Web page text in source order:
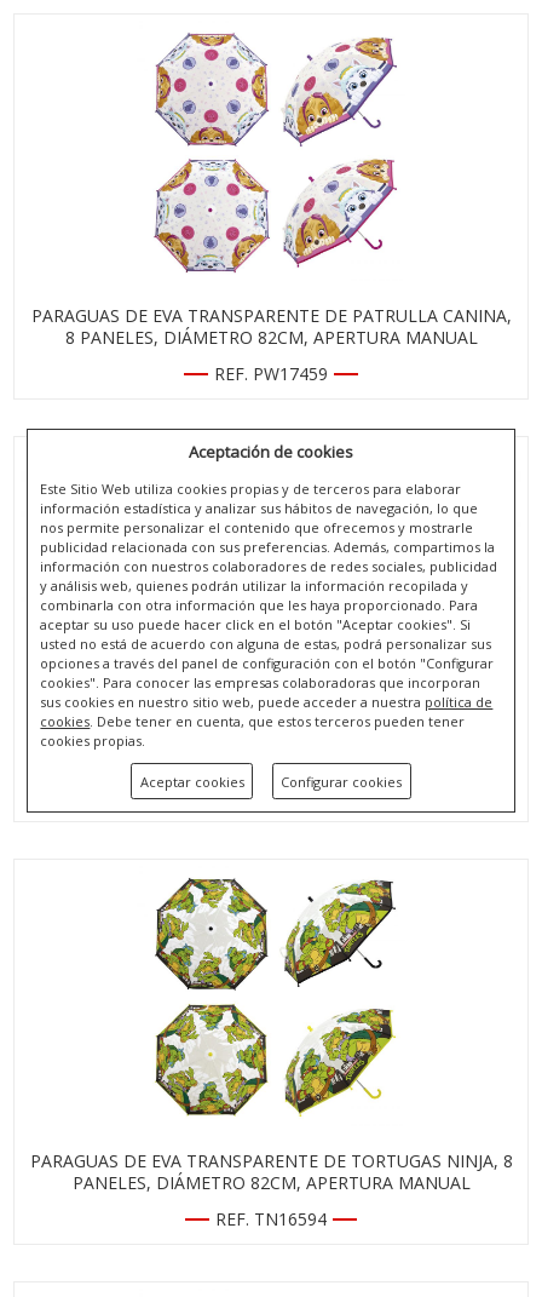
PARAGUAS DE EVA TRANSPARENTE DE PATRULLA CANINA,
8 PANELES, DIÁMETRO 82CM, APERTURA MANUAL
REF. PW17459
PARAGUAS DE EVA TRANSPARENTE DE REAL MADRID CF, 8
PANELES, DIÁMETRO 82CM, APERTURA MANUAL
REF. RM17487
PARAGUAS DE EVA TRANSPARENTE DE TORTUGAS NINJA, 8
PANELES, DIÁMETRO 82CM, APERTURA MANUAL
REF. TN16594
Aceptación de cookies
Este Sitio Web utiliza cookies propias y de terceros para elaborar
información estadística y analizar sus hábitos de navegación, lo que
nos permite personalizar el contenido que ofrecemos y mostrarle
publicidad relacionada con sus preferencias. Además, compartimos la
información con nuestros colaboradores de redes sociales, publicidad
y análisis web, quienes podrán utilizar la información recopilada y
combinarla con otra información que les haya proporcionado. Para
aceptar su uso puede hacer click en el botón "Aceptar cookies". Si
usted no está de acuerdo con alguna de estas, podrá personalizar sus
opciones a través del panel de configuración con el botón "Configurar
cookies". Para conocer las empresas colaboradoras que incorporan
sus cookies en nuestro sitio web, puede acceder a nuestra política de
cookies. Debe tener en cuenta, que estos terceros pueden tener
cookies propias.
Aceptar cookies Configurar cookies